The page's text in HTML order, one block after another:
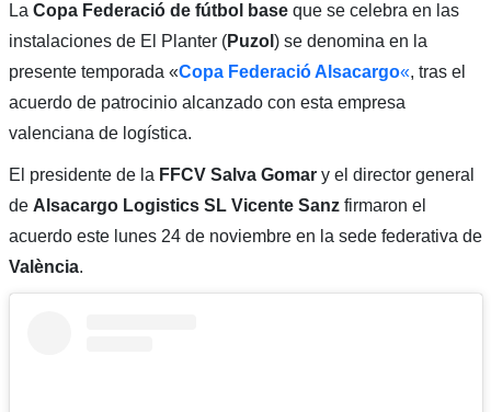
La Copa Federació de fútbol baseque se celebra en las
instalaciones de El Planter (Puzol ) se denomina en la
presente temporada «Copa Federació Alsacargo«, tras el
acuerdo de patrocinio alcanzado con esta empresa
valenciana de logística.
El presidente de la FFCV Salva Gomary el director general
de Alsacargo Logistics SL Vicente Sanz firmaron el
acuerdo este lunes 24 de noviembre en la sede federativa de
València.